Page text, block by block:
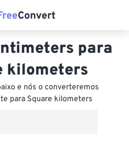
para
kilometers
e nós o converteremos
para Square kilometers